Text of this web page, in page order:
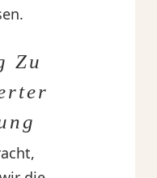
Zu